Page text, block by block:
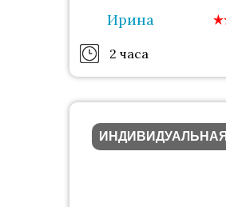
Ирина
2 часа
ИНДИВИДУАЛЬНАЯ